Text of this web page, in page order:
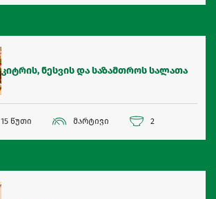
კიტრის, ნესვის და საზამთროს სალათა
15 წუთი მარტივი 2